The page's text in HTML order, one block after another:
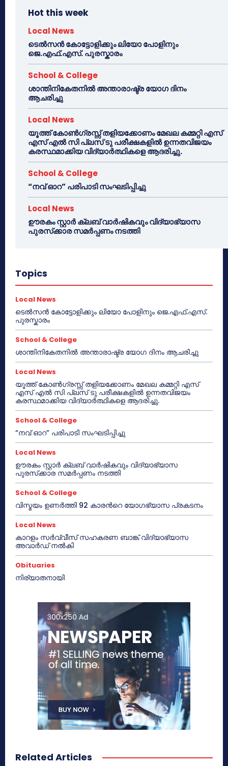
Hot this week
Local News
ടെൽസൻ കോട്ടോളിക്കും ലിയോ പോളിനും
ജെ.എഫ്.എസ്. പുരസ്കാരം
School & College
ശാന്തിനികേതനിൽ അന്താരാഷ്ട്ര യോഗ ദിനം
ആചരിച്ചു
Local News
യൂത്ത് കോൺഗ്രസ്സ് തളിയക്കോണം മേഖല കമ്മറ്റി എസ്
എസ് എൽ സി പ്ലസ് ടു പരീക്ഷകളിൽ ഉന്നതവിജയം
കരസ്ഥമാക്കിയ വിദ്യാർത്ഥികളെ ആദരിച്ചു.
School & College
“നവ് ഓറ” പരിപാടി സംഘടിപ്പിച്ചു
Local News
ഊരകം സ്റ്റാർ ക്ലബ് വാർഷികവും വിദ്യാഭ്യാസ
പുരസ്‌ക്കാര സമർപ്പണം നടത്തി
Topics
Local News
ടെൽസൻ കോട്ടോളിക്കും ലിയോ പോളിനും ജെ.എഫ്.എസ്.
പുരസ്കാരം
School & College
ശാന്തിനികേതനിൽ അന്താരാഷ്ട്ര യോഗ ദിനം ആചരിച്ചു
Local News
യൂത്ത് കോൺഗ്രസ്സ് തളിയക്കോണം മേഖല കമ്മറ്റി എസ്
എസ് എൽ സി പ്ലസ് ടു പരീക്ഷകളിൽ ഉന്നതവിജയം
കരസ്ഥമാക്കിയ വിദ്യാർത്ഥികളെ ആദരിച്ചു.
School & College
“നവ് ഓറ” പരിപാടി സംഘടിപ്പിച്ചു
Local News
ഊരകം സ്റ്റാർ ക്ലബ് വാർഷികവും വിദ്യാഭ്യാസ
പുരസ്‌ക്കാര സമർപ്പണം നടത്തി
School & College
വിസ്മയം ഉണർത്തി 92 കാരൻറെ യോഗഭ്യാസ പ്രകടനം
Local News
കാറളം സർവ്വീസ് സഹകരണ ബാങ്ക് വിദ്യാഭ്യാസ
അവാർഡ് നൽകി
Obituaries
നിര്യാതനായി
Related Articles